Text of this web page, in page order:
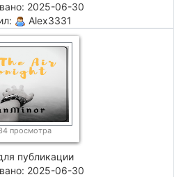
2025-06-30
Alex3331
просмотра
публикации
2025-06-30